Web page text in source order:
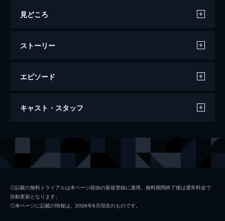
見どころ
ストーリー
エピソード
キッド
キャスト・スタッフ
ジャッキー・クーガン
◎記載の無料トライアルは本ページ経由の新規登録に適用。無料期間終了後は通常料金で
自動更新となります。
◎本ページに記載の情報は、2026年8月現在のものです。